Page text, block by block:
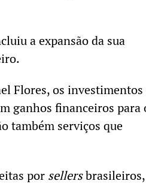
a expansão da sua
Flores, os
ganhos financeiros para
também serviços que
por sellersbrasileiros,